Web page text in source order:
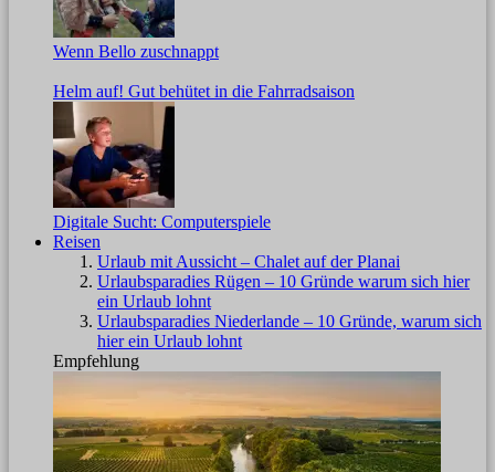
Wenn Bello zuschnappt
Helm auf! Gut behütet in die Fahrradsaison
Digitale Sucht: Computerspiele
Reisen
Urlaub mit Aussicht – Chalet auf der Planai
Urlaubsparadies Rügen – 10 Gründe warum sich hier
ein Urlaub lohnt
Urlaubsparadies Niederlande – 10 Gründe, warum sich
hier ein Urlaub lohnt
Empfehlung